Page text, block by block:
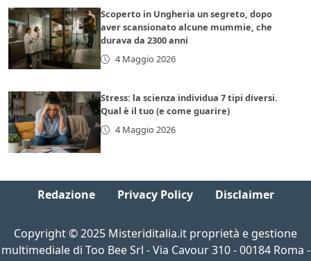
Scoperto in Ungheria un segreto, dopo
aver scansionato alcune mummie, che
durava da 2300 anni
4 Maggio 2026
Stress: la scienza individua 7 tipi diversi.
Qual è il tuo (e come guarire)
4 Maggio 2026
Redazione Privacy Policy Disclaimer
Copyright © 2025 Misteriditalia.it proprietà e gestione
multimediale di Too Bee Srl - Via Cavour 310 - 00184 Roma -